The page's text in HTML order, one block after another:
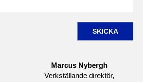
SKICKA
Marcus Nybergh
Verkställande direktör,